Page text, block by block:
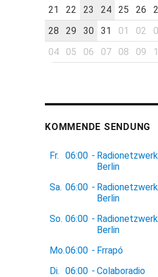
21
22 23 24 25 26
28
29 30 31 01 02
04
05 06 07 08 09
KOMMENDE SENDUNG
Fr. 06:00 - Radionetzwerk
Berlin
Sa. 06:00 - Radionetzwerk
Berlin
So. 06:00 - Radionetzwerk
Berlin
Mo.06:00 - Frrapó
Di. 06:00 - Colaboradio